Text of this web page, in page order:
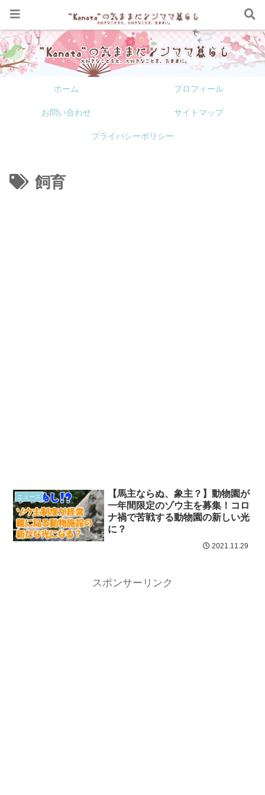
ホーム プロフィール
お問い合わせ サイトマップ
プライバシーポリシー
飼育
ニュース
【馬主ならぬ、象主？】動物園が
一年間限定のゾウ主を募集！コロ
ナ禍で苦戦する動物園の新しい光
に？
2021.11.29
スポンサーリンク